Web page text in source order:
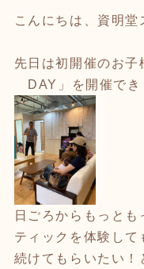
こんにちは、資明堂
先日は初開催のお
DAY」を開催でき
日ごろからもっと
ティックを体験して
続けてもらいたい！